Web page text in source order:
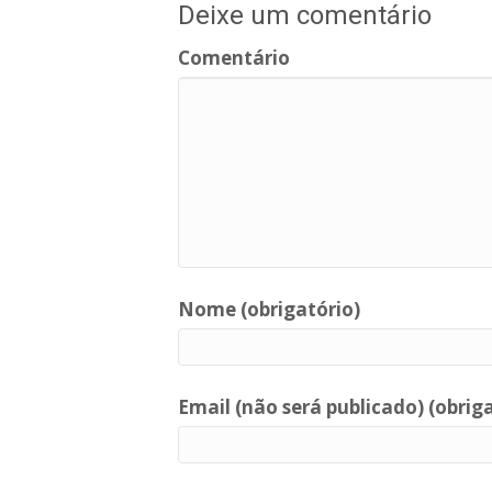
Deixe um comentário
Comentário
Nome (obrigatório)
Email (não será publicado)